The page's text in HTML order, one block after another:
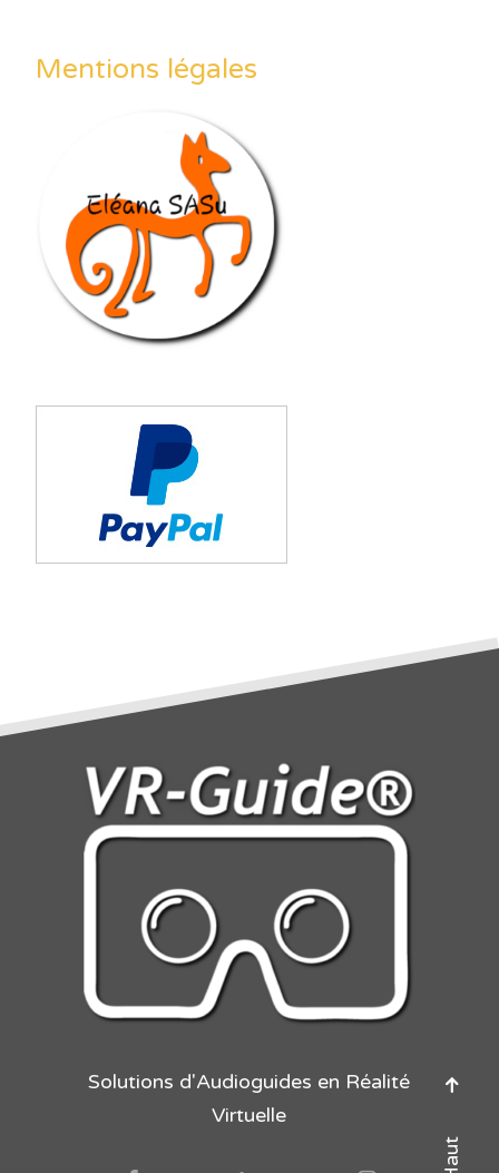
Mentions légales
Solutions d'Audioguides en Réalité
Virtuelle